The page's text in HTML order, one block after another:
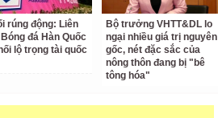
rúng động: Liên
đá Hàn Quốc
lộ trọng tài quốc
Bộ trưởng VHTT&DL lo
ngại nhiều giá trị nguyên
gốc, nét đặc sắc của
nông thôn đang bị "bê
tông hóa"